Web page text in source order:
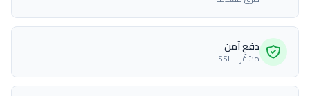
دفع آمن
مشفّر بـ SSL